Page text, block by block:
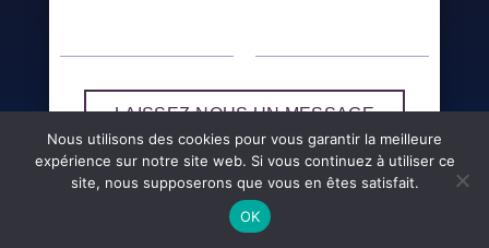
LAISSEZ-NOUS UN MESSAGE
Nous utilisons des cookies pour vous garantir la meilleure
expérience sur notre site web. Si vous continuez à utiliser ce
site, nous supposerons que vous en êtes satisfait.
OK